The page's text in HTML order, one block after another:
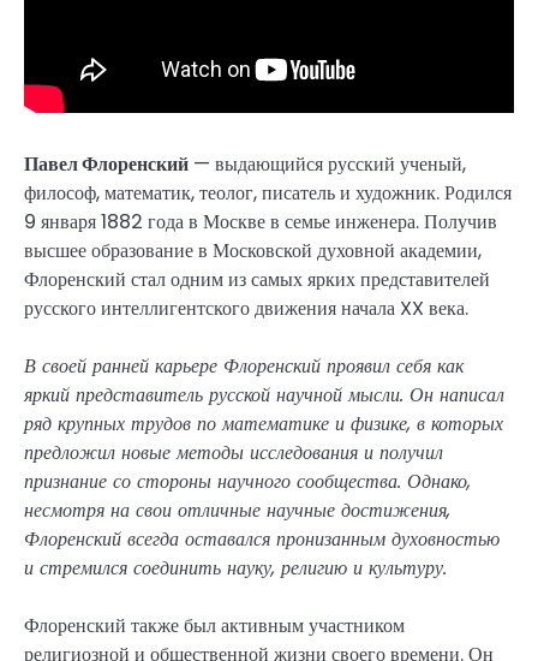
Павел Флоренский — выдающийся русский ученый,
философ, математик, теолог, писатель и художник. Родился
9 января 1882 года в Москве в семье инженера. Получив
высшее образование в Московской духовной академии,
Флоренский стал одним из самых ярких представителей
русского интеллигентского движения начала XX века.
В своей ранней карьере Флоренский проявил себя как
яркий представитель русской научной мысли. Он написал
ряд крупных трудов по математике и физике, в которых
предложил новые методы исследования и получил
признание со стороны научного сообщества. Однако,
несмотря на свои отличные научные достижения,
Флоренский всегда оставался пронизанным духовностью
и стремился соединить науку, религию и культуру.
Флоренский также был активным участником
религиозной и общественной жизни своего времени. Он